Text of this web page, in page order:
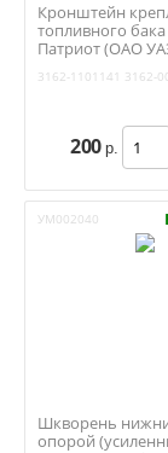
Кронштейн
топливного бака
Патриот (ОАО
3162-1101141 3162-
200 р.
УМ002040
Шкворень
опорой